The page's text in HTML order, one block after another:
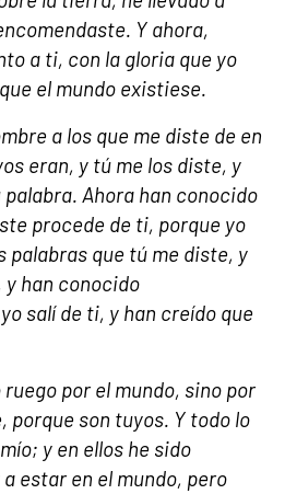
Y ahora,
a ti, con la gloria que yo
el mundo existiese.
a los que me diste de en
eran, y tú me los diste, y
Ahora han conocido
procede de ti, porque yo
palabras que tú me diste, y
y han conocido
salí de ti, y han creído que
por el mundo, sino por
porque son tuyos. Y todo lo
y en ellos he sido
estar en el mundo, pero